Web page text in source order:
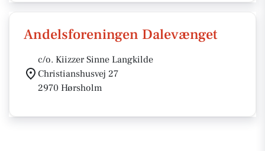
Andelsforeningen Dalevænget
c/o. Kiizzer Sinne Langkilde
Christianshusvej 27
2970 Hørsholm